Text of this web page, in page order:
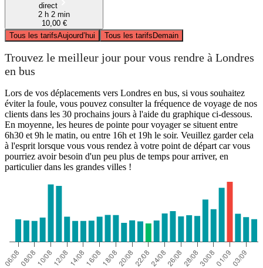
direct
2 h 2 min
10,00 €
Tous les tarifsAujourd’hui Tous les tarifsDemain
Trouvez le meilleur jour pour vous rendre à Londres
en bus
Lors de vos déplacements vers Londres en bus, si vous souhaitez
éviter la foule, vous pouvez consulter la fréquence de voyage de nos
clients dans les 30 prochains jours à l'aide du graphique ci-dessous.
En moyenne, les heures de pointe pour voyager se situent entre
6h30 et 9h le matin, ou entre 16h et 19h le soir. Veuillez garder cela
à l'esprit lorsque vous vous rendez à votre point de départ car vous
pourriez avoir besoin d'un peu plus de temps pour arriver, en
particulier dans les grandes villes !